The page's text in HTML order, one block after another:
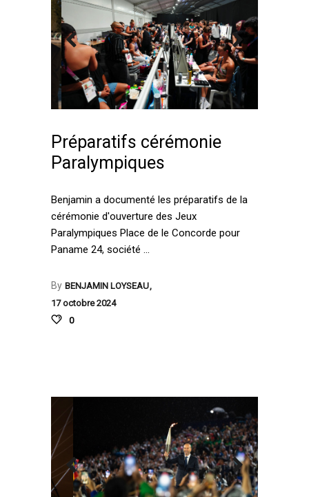
Préparatifs cérémonie
Paralympiques
Benjamin a documenté les préparatifs de la
cérémonie d'ouverture des Jeux
Paralympiques Place de le Concorde pour
Paname 24, société
By BENJAMIN LOYSEAU
17 octobre 2024
0